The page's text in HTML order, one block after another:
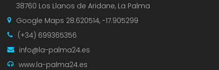
38760 Los Llanos de Aridane, La Palma
Google Maps 28.620514, -17.905299
(+34) 699365356
info@la-palma24.es
www.la-palma24.es